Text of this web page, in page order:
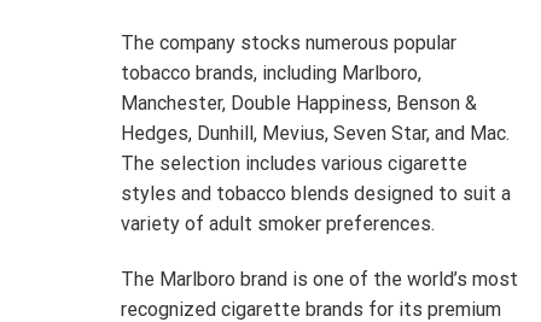
The company stocks numerous popular
tobacco brands, including Marlboro,
Manchester, Double Happiness, Benson &
Hedges, Dunhill, Mevius, Seven Star, and Mac.
The selection includes various cigarette
styles and tobacco blends designed to suit a
variety of adult smoker preferences.
The Marlboro brand is one of the world’s most
recognized cigarette brands for its premium